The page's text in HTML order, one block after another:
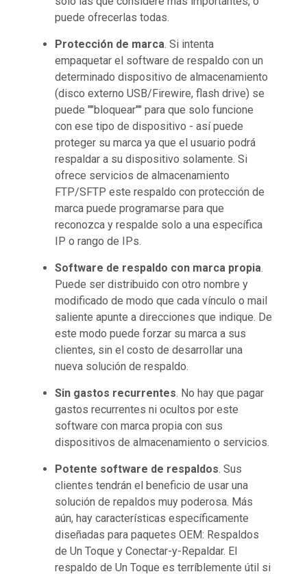
puede ofrecerlas todas.
Protección de marca. Si intenta
empaquetar el software de respaldo con un
determinado dispositivo de almacenamiento
(disco externo USB/Firewire, flash drive) se
puede ""bloquear"" para que solo funcione
con ese tipo de dispositivo - así puede
proteger su marca ya que el usuario podrá
respaldar a su dispositivo solamente. Si
ofrece servicios de almacenamiento
FTP/SFTP este respaldo con protección de
marca puede programarse para que
reconozca y respalde solo a una específica
IP o rango de IPs.
Software de respaldo con marca propia.
Puede ser distribuido con otro nombre y
modificado de modo que cada vínculo o mail
saliente apunte a direcciones que indique. De
este modo puede forzar su marca a sus
clientes, sin el costo de desarrollar una
nueva solución de respaldo.
Sin gastos recurrentes. No hay que pagar
gastos recurrentes ni ocultos por este
software con marca propia con sus
dispositivos de almacenamiento o servicios.
Potente software de respaldos. Sus
clientes tendrán el beneficio de usar una
solución de repaldos muy poderosa. Más
aún, hay características específicamente
diseñadas para paquetes OEM: Respaldos
de Un Toque y Conectar-y-Repaldar. El
respaldo de Un Toque es terríblemente útil si